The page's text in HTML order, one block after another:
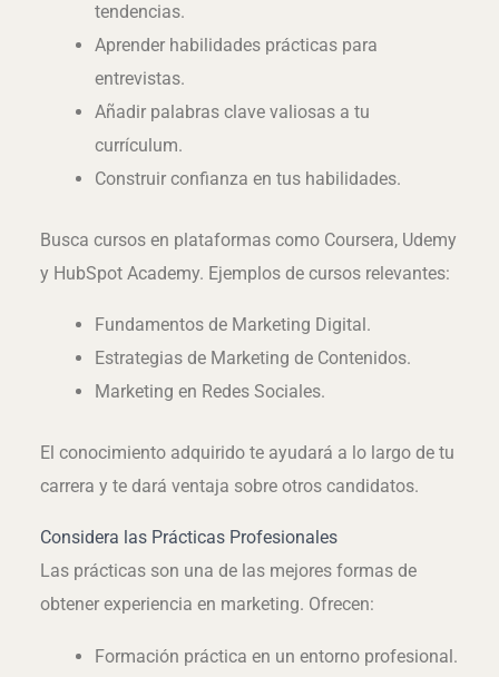
tendencias.
Aprender habilidades prácticas para
entrevistas.
Añadir palabras clave valiosas a tu
currículum.
Construir confianza en tus habilidades.
Busca cursos en plataformas como Coursera, Udemy
y HubSpot Academy. Ejemplos de cursos relevantes:
Fundamentos de Marketing Digital.
Estrategias de Marketing de Contenidos.
Marketing en Redes Sociales.
El conocimiento adquirido te ayudará a lo largo de tu
carrera y te dará ventaja sobre otros candidatos.
Considera las Prácticas Profesionales
Las prácticas son una de las mejores formas de
obtener experiencia en marketing. Ofrecen:
Formación práctica en un entorno profesional.